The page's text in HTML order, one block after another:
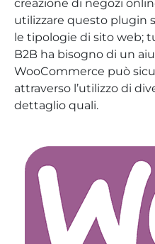
creazione di negozi
utilizzare questo plugin
le tipologie di sito web;
B2B ha bisogno di un
WooCommerce può
attraverso l’utilizzo di
dettaglio quali.